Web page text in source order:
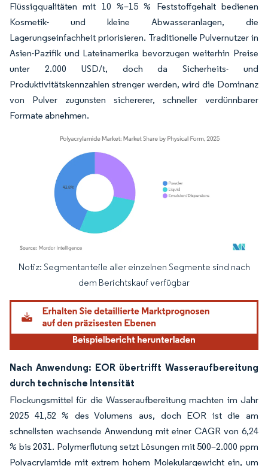
Flüssigqualitäten mit 10 %–15 % Feststoffgehalt bedienen
Kosmetik- und kleine Abwasseranlagen, die
Lagerungseinfachheit priorisieren. Traditionelle Pulvernutzer in
Asien-Pazifik und Lateinamerika bevorzugen weiterhin Preise
unter 2.000 USD/t, doch da Sicherheits- und
Produktivitätskennzahlen strenger werden, wird die Dominanz
von Pulver zugunsten sichererer, schneller verdünnbarer
Formate abnehmen.
Bild © Mordor Intelligence. Wiederverwendung erfordert Namensnennung
Notiz: Segmentanteile aller einzelnen Segmente sind nach
dem Berichtskauf verfügbar
Nach Anwendung: EOR übertrifft Wasseraufbereitung
durch technische Intensität
Flockungsmittel für die Wasseraufbereitung machten im Jahr
2025 41,52 % des Volumens aus, doch EOR ist die am
schnellsten wachsende Anwendung mit einer CAGR von 6,24
% bis 2031. Polymerflutung setzt Lösungen mit 500–2.000 ppm
Polyacrylamide mit extrem hohem Molekulargewicht ein, um